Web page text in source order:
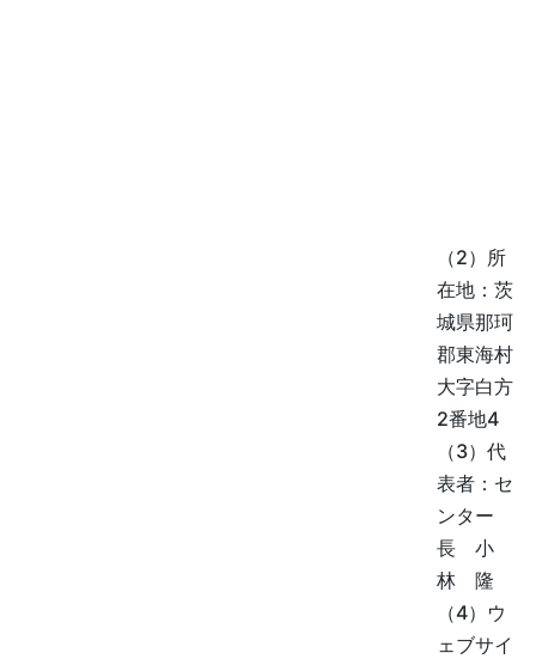
（2）所
在地：茨
城県那珂
郡東海村
大字白方
2番地4
（3）代
表者：セ
ンター
長 小
林 隆
（4）ウ
ェブサイ